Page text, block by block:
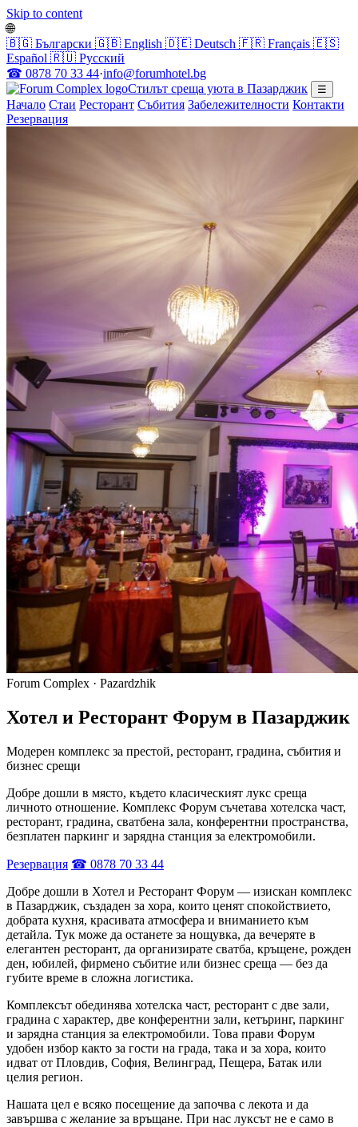
Skip to content
🌐
🇧🇬 Български 🇬🇧 English 🇩🇪 Deutsch 🇫🇷 Français 🇪🇸
Español 🇷🇺 Русский
☎ 0878 70 33 44·info@forumhotel.bg
Стилът среща уюта в Пазарджик
☰
Начало Стаи Ресторант Събития Забележителности Контакти
Резервация
Forum Complex · Pazardzhik
Хотел и Ресторант Форум в Пазарджик
Модерен комплекс за престой, ресторант, градина, събития и
бизнес срещи
Добре дошли в място, където класическият лукс среща
личното отношение. Комплекс Форум съчетава хотелска част,
ресторант, градина, сватбена зала, конферентни пространства,
безплатен паркинг и зарядна станция за електромобили.
Резервация ☎ 0878 70 33 44
Добре дошли в Хотел и Ресторант Форум — изискан комплекс
в Пазарджик, създаден за хора, които ценят спокойствието,
добрата кухня, красивата атмосфера и вниманието към
детайла. Тук може да останете за нощувка, да вечеряте в
елегантен ресторант, да организирате сватба, кръщене, рожден
ден, юбилей, фирмено събитие или бизнес среща — без да
губите време в сложна логистика.
Комплексът обединява хотелска част, ресторант с две зали,
градина с характер, две конферентни зали, кетъринг, паркинг
и зарядна станция за електромобили. Това прави Форум
удобен избор както за гости на града, така и за хора, които
идват от Пловдив, София, Велинград, Пещера, Батак или
целия регион.
Нашата цел е всяко посещение да започва с лекота и да
завършва с желание за връщане. При нас луксът не е само в